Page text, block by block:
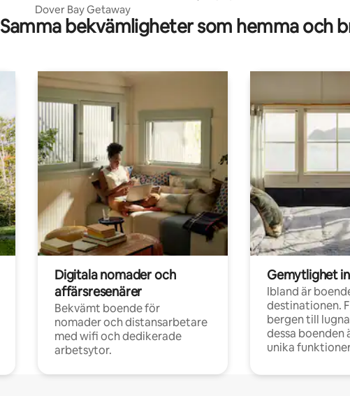
Dover Bay Getaway
Samma bekvämligheter som hemma och
Digitala nomader och
affärsresenärer
Bekvämt boende för
nomader och distansarbetare
med wifi och dedikerade
arbetsytor.
Gemytlighet
Ibland är
destinationen.
bergen till
dessa boenden
unika